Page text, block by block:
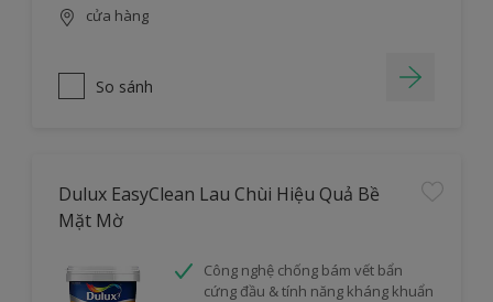
cửa hàng
So sánh
Dulux EasyClean Lau Chùi Hiệu Quả Bề
Mặt Mờ
Công nghệ chống bám vết bẩn
cứng đầu & tính năng kháng khuẩn